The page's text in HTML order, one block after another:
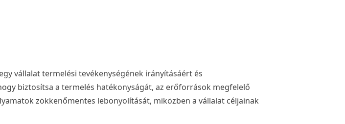
vállalat termelési tevékenységének irányításáért és
biztosítsa a termelés hatékonyságát, az erőforrások megfelelő
zökkenőmentes lebonyolítását, miközben a vállalat céljainak